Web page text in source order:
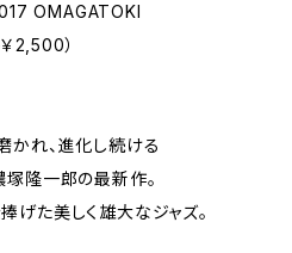
OMAGATOKI
）
かれ、進化し続ける
塚隆一郎の最新作。
げた美しく雄大なジャズ。